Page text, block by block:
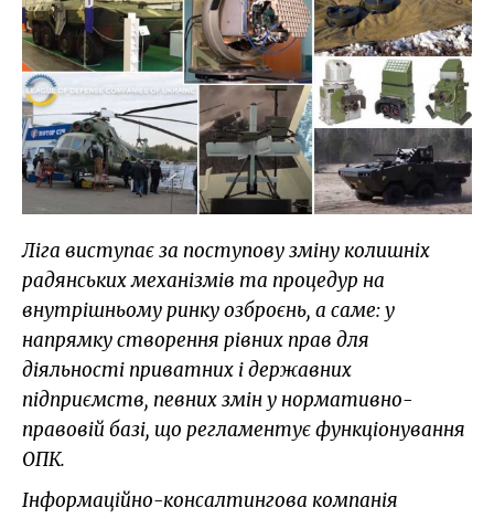
Ліга виступає за поступову зміну колишніх
радянських механізмів та процедур на
внутрішньому ринку озброєнь, а саме: у
напрямку створення рівних прав для
діяльності приватних і державних
підприємств, певних змін у нормативно-
правовій базі, що регламентує функціонування
ОПК.
Інформаційно-консалтингова компанія